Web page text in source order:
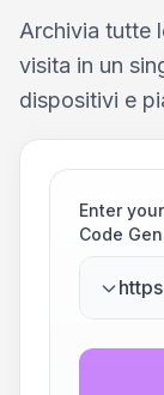
Archivia tutte
visita in un
dispositivi e
Enter
Code